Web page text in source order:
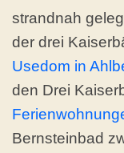
strandnah
der drei
Usedom in
den Drei
Bernsteinbad